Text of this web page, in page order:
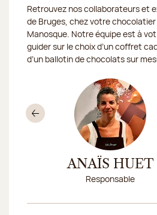
Retrouvez nos collaborateurs et
de Bruges, chez votre
Manosque. Notre équipe est à
guider sur le choix d’un coffret
d’un ballotin de chocolats sur
ANAÏS HUET
Responsable
Précédent